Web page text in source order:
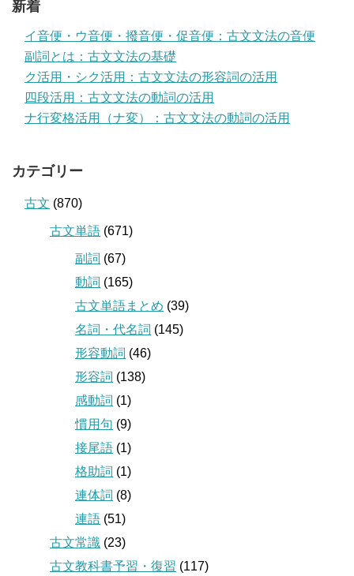
新着
イ音便・ウ音便・撥音便・促音便：古文文法の音便
副詞とは：古文文法の基礎
ク活用・シク活用：古文文法の形容詞の活用
四段活用：古文文法の動詞の活用
ナ行変格活用（ナ変）：古文文法の動詞の活用
カテゴリー
古文 (870)
古文単語 (671)
副詞 (67)
動詞 (165)
古文単語まとめ (39)
名詞・代名詞 (145)
形容動詞 (46)
形容詞 (138)
感動詞 (1)
慣用句 (9)
接尾語 (1)
格助詞 (1)
連体詞 (8)
連語 (51)
古文常識 (23)
古文教科書予習・復習 (117)